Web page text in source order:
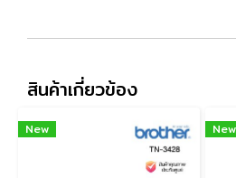
สินค้าเกี่ยวข้อง
New New